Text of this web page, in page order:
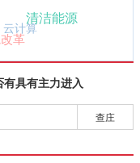
革
清洁能源
云计算
具有主力进入
查庄